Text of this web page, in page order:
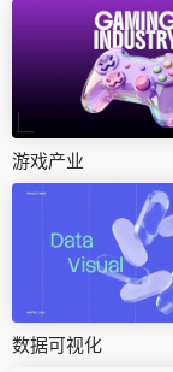
游戏产业
数据可视化